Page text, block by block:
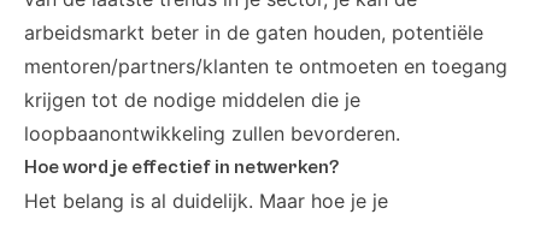
arbeidsmarkt beter in de gaten houden, potentiële
mentoren/partners/klanten te ontmoeten en toegang
krijgen tot de nodige middelen die je
loopbaanontwikkeling zullen bevorderen.
Hoe word je effectief in netwerken?
Het belang is al duidelijk. Maar hoe je je